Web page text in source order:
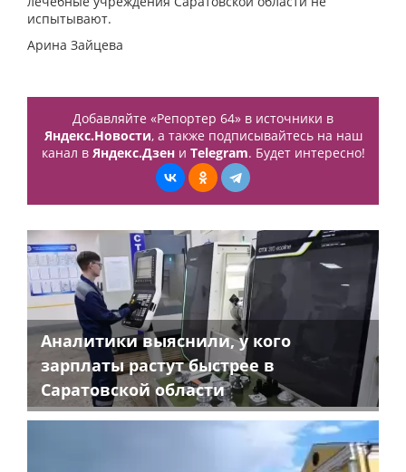
испытывают.
Арина Зайцева
Добавляйте «Репортер 64» в источники в
Яндекс.Новости, а также подписывайтесь на наш
канал в Яндекс.Дзени Telegram. Будет интересно!
Аналитики выяснили, у кого
зарплаты растут быстрее в
Саратовской области